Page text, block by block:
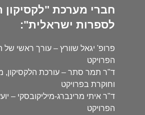
חברי מערכת "לקסיקון
לספרות ישראלית":
פרופ' יגאל שוורץ – עורך ראשי של
הפרויקט
ד"ר תמר סתר – עורכת הלקסיקון,
וחוקרת בפרויקט
ד"ר איתי מרינברג-מיליקובסקי –
הפרויקט